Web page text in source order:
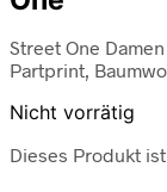
Street One
Partprint,
Nicht vorrätig
Dieses Produkt